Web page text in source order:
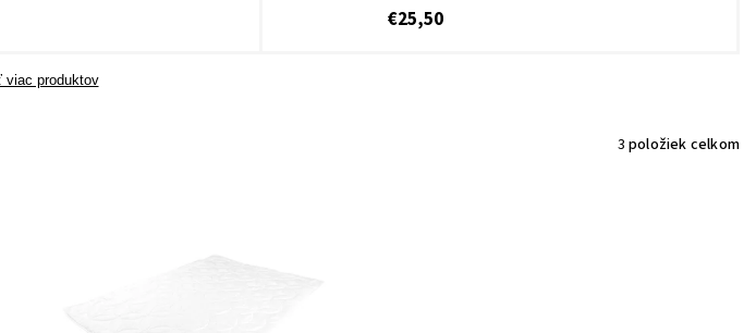
€25,50
viac produktov
3 položiek celkom